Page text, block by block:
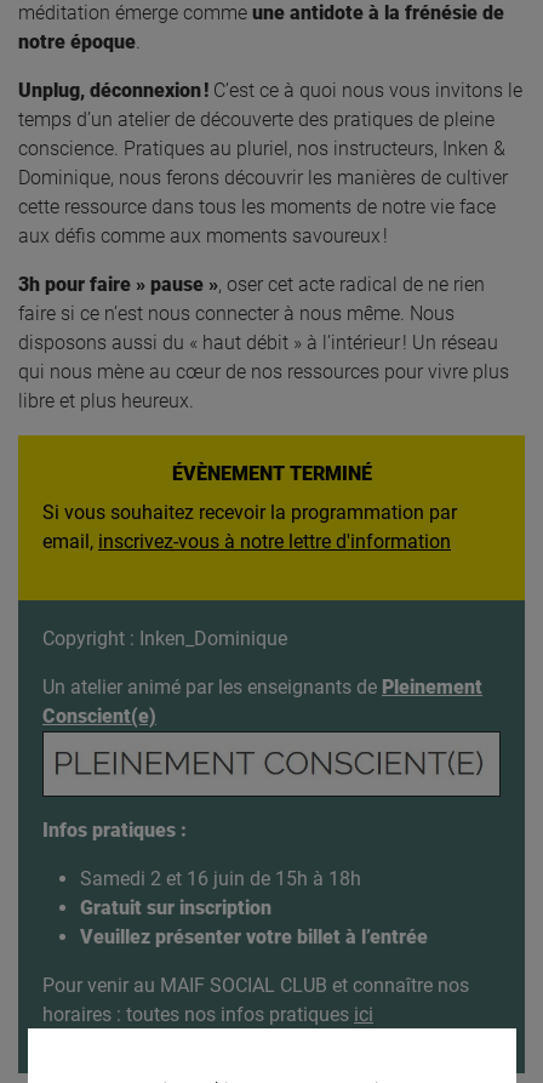
méditation émerge comme une antidote à la frénésie de
notre époque.
Unplug, déconnexion ! C’est ce à quoi nous vous invitons le
temps d’un atelier de découverte des pratiques de pleine
conscience. Pratiques au pluriel, nos instructeurs, Inken &
Dominique, nous ferons découvrir les manières de cultiver
cette ressource dans tous les moments de notre vie face
aux défis comme aux moments savoureux !
3h pour faire » pause », oser cet acte radical de ne rien
faire si ce n’est nous connecter à nous même. Nous
disposons aussi du « haut débit » à l’intérieur ! Un réseau
qui nous mène au cœur de nos ressources pour vivre plus
libre et plus heureux.
ÉVÈNEMENT TERMINÉ
Si vous souhaitez recevoir la programmation par
email, inscrivez-vous à notre lettre d'information
Copyright : Inken_Dominique
Un atelier animé par les enseignants de Pleinement
Conscient(e)
Infos pratiques :
Samedi 2 et 16 juin de 15h à 18h
Gratuit sur inscription
Veuillez présenter votre billet à l’entrée
Pour venir au MAIF SOCIAL CLUB et connaître nos
horaires : toutes nos infos pratiques ici